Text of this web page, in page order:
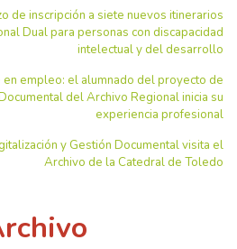
de inscripción a siete nuevos itinerarios
Dual para personas con discapacidad
intelectual y del desarrollo
empleo: el alumnado del proyecto de
del Archivo Regional inicia su
experiencia profesional
y Gestión Documental visita el
Archivo de la Catedral de Toledo